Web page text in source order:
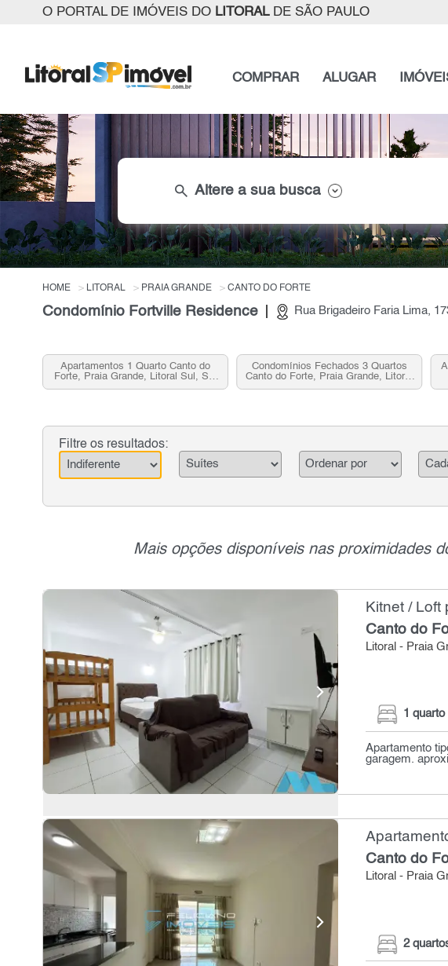
O PORTAL DE IMÓVEIS DO LITORALDE SÃO PAULO
COMPRAR ALUGAR
search Altere a sua busca
HOME LITORAL PRAIA GRANDE CANTO DO FORTE
Condomínio Fortville Residence Rua Brigadeiro Faria Lima,
Apartamentos 1 Quarto Canto do
Forte, Praia Grande, Litoral Sul, SP
para venda
Condomínios Fechados 3 Quartos
Canto do Forte, Praia Grande, Litoral
Sul, SP para venda
Filtre os resultados:
Mais opções disponíveis nas proximidades
Kitnet / Loft
Canto do
Litoral - Praia
1 quarto
Apartamento
garagem.
Canto do
Litoral - Praia
2